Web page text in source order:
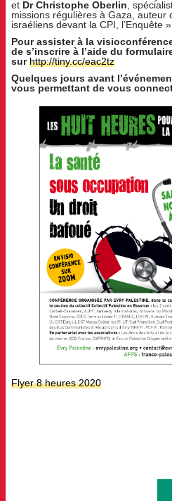
et Dr Christophe Oberlin ,
missions régulières à Gaza, auteur
israéliens devant la CPI, l’Enquête ».
Pour assister à la
de s’inscrire à l’aide du
surhttp://tiny.cc/eac2tz
Quelques jours avant
vous permettant de vous
Flyer 8 heures 2020